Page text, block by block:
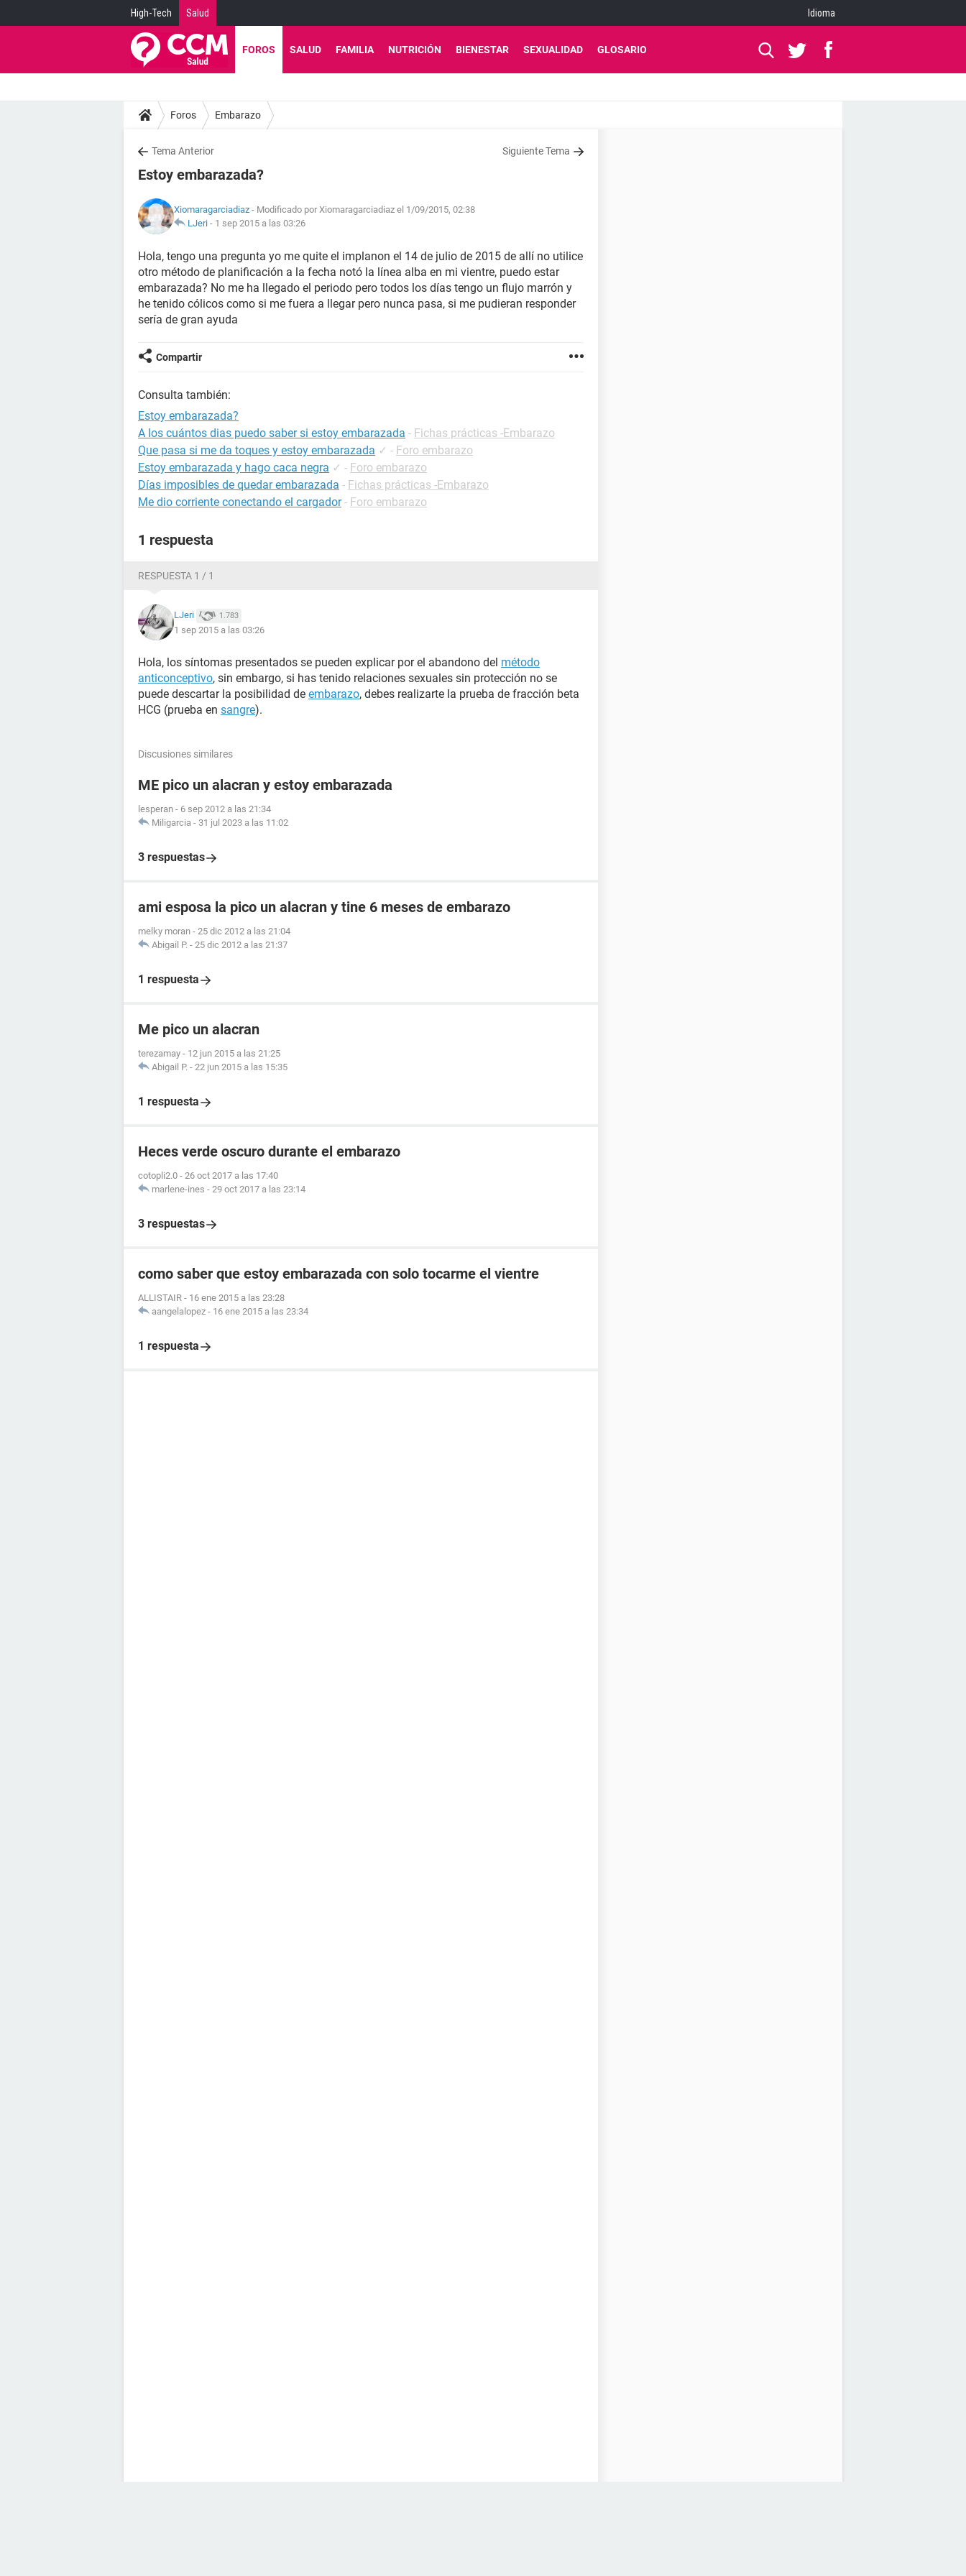
High-Tech Salud Idioma
FOROS SALUD FAMILIA NUTRICIÓN BIENESTAR SEXUALIDAD GLOSARIO
Foros Embarazo
Tema Anterior Siguiente Tema
Estoy embarazada?
Xiomaragarciadiaz - Modificado por Xiomaragarciadiaz el 1/09/2015, 02:38
LJeri - 1 sep 2015 a las 03:26
Hola, tengo una pregunta yo me quite el implanon el 14 de julio de 2015 de allí no utilice
otro método de planificación a la fecha notó la línea alba en mi vientre, puedo estar
embarazada? No me ha llegado el periodo pero todos los días tengo un flujo marrón y
he tenido cólicos como si me fuera a llegar pero nunca pasa, si me pudieran responder
sería de gran ayuda
Compartir
Consulta también:
Estoy embarazada?
A los cuántos dias puedo saber si estoy embarazada - Fichas prácticas -Embarazo
Que pasa si me da toques y estoy embarazada ✓ - Foro embarazo
Estoy embarazada y hago caca negra ✓ - Foro embarazo
Días imposibles de quedar embarazada - Fichas prácticas -Embarazo
Me dio corriente conectando el cargador - Foro embarazo
1 respuesta
RESPUESTA 1 / 1
LJeri 1.783
1 sep 2015 a las 03:26
Hola, los síntomas presentados se pueden explicar por el abandono del método
anticonceptivo, sin embargo, si has tenido relaciones sexuales sin protección no se
puede descartar la posibilidad de embarazo, debes realizarte la prueba de fracción beta
HCG (prueba en sangre).
Discusiones similares
ME pico un alacran y estoy embarazada
lesperan - 6 sep 2012 a las 21:34
Miligarcia - 31 jul 2023 a las 11:02
3 respuestas
ami esposa la pico un alacran y tine 6 meses de embarazo
melky moran - 25 dic 2012 a las 21:04
Abigail P. - 25 dic 2012 a las 21:37
1 respuesta
Me pico un alacran
terezamay - 12 jun 2015 a las 21:25
Abigail P. - 22 jun 2015 a las 15:35
1 respuesta
Heces verde oscuro durante el embarazo
cotopli2.0 - 26 oct 2017 a las 17:40
marlene-ines - 29 oct 2017 a las 23:14
3 respuestas
como saber que estoy embarazada con solo tocarme el vientre
ALLISTAIR - 16 ene 2015 a las 23:28
aangelalopez - 16 ene 2015 a las 23:34
1 respuesta